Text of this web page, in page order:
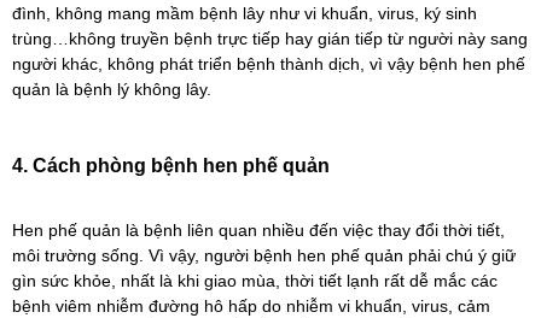
đình, không mang mầm bệnh lây như vi khuẩn, virus, ký sinh
trùng…không truyền bệnh trực tiếp hay gián tiếp từ người này sang
người khác, không phát triển bệnh thành dịch, vì vậy bệnh hen phế
quản là bệnh lý không lây.
4. Cách phòng bệnh hen phế quản
Hen phế quản là bệnh liên quan nhiều đến việc thay đổi thời tiết,
môi trường sống. Vì vậy, người bệnh hen phế quản phải chú ý giữ
gìn sức khỏe, nhất là khi giao mùa, thời tiết lạnh rất dễ mắc các
bệnh viêm nhiễm đường hô hấp do nhiễm vi khuẩn, virus, cảm